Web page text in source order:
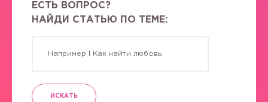
ЕСТЬ ВОПРОС?
НАЙДИ СТАТЬЮ ПО ТЕМЕ:
ИСКАТЬ